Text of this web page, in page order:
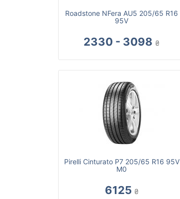
Roadstone NFera AU5 205/65 R16
95V
2330 - 3098 ₴
Pirelli Cinturato P7 205/65 R16 95V
M0
6125 ₴